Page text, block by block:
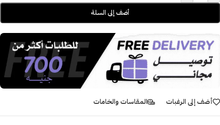
أضف إلى السلة
أضف إلى الرغبات المقاسات والخامات